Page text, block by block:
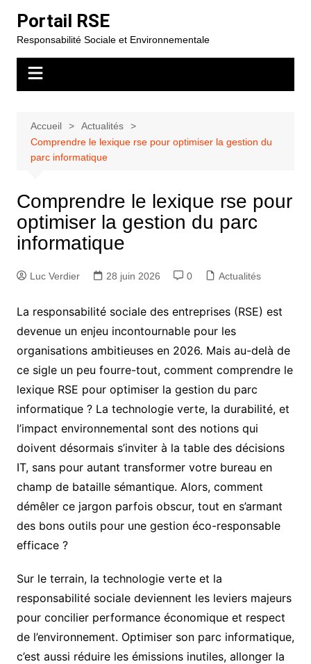
contenu
Portail RSE
Responsabilité Sociale et Environnementale
Accueil
Actualités
Comprendre le lexique rse pour optimiser la gestion du
parc informatique
Comprendre le lexique rse pour
optimiser la gestion du parc
informatique
Luc Verdier 28 juin 2026 0 Actualités
La responsabilité sociale des entreprises (RSE) est
devenue un enjeu incontournable pour les
organisations ambitieuses en 2026. Mais au-delà de
ce sigle un peu fourre-tout, comment comprendre le
lexique RSE pour optimiser la gestion du parc
informatique ? La technologie verte, la durabilité, et
l’impact environnemental sont des notions qui
doivent désormais s’inviter à la table des décisions
IT, sans pour autant transformer votre bureau en
champ de bataille sémantique. Alors, comment
démêler ce jargon parfois obscur, tout en s’armant
des bons outils pour une gestion éco-responsable
efficace ?
Sur le terrain, la technologie verte et la
responsabilité sociale deviennent les leviers majeurs
pour concilier performance économique et respect
de l’environnement. Optimiser son parc informatique,
c’est aussi réduire les émissions inutiles, allonger la